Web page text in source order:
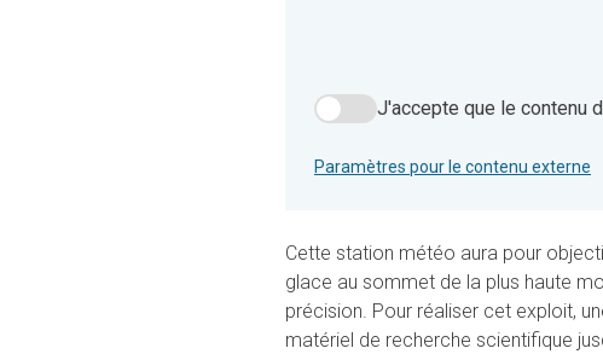
J'accepte que le contenu de
J'accepte que le contenu
Paramètres pour le contenu externe
Cette station météo aura pour
glace au sommet de la plus haute
précision. Pour réaliser cet exploit,
matériel de recherche scientifique